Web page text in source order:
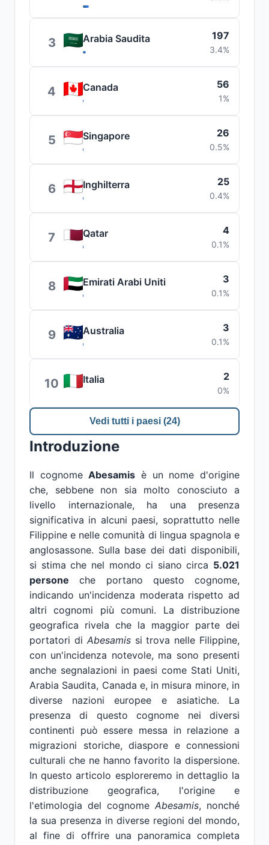
3 Arabia Saudita 197
3.4%
4 Canada 56
1%
5 Singapore 26
0.5%
6 Inghilterra 25
0.4%
7 Qatar 4
0.1%
8 Emirati Arabi Uniti 3
0.1%
9 Australia 3
0.1%
10 Italia 2
0%
Vedi tutti i paesi (24)
Introduzione
Il cognomeAbesamis è un nome d'origine
che, sebbene non sia molto conosciuto a
livello internazionale, ha una presenza
significativa in alcuni paesi, soprattutto nelle
Filippine e nelle comunità di lingua spagnola e
anglosassone. Sulla base dei dati disponibili,
si stima che nel mondo ci siano circa 5.021
persone che portano questo cognome,
indicando un'incidenza moderata rispetto ad
altri cognomi più comuni. La distribuzione
geografica rivela che la maggior parte dei
portatori di Abesamissi trova nelle Filippine,
con un'incidenza notevole, ma sono presenti
anche segnalazioni in paesi come Stati Uniti,
Arabia Saudita, Canada e, in misura minore, in
diverse nazioni europee e asiatiche. La
presenza di questo cognome nei diversi
continenti può essere messa in relazione a
migrazioni storiche, diaspore e connessioni
culturali che ne hanno favorito la dispersione.
In questo articolo esploreremo in dettaglio la
distribuzione geografica, l'origine e
l'etimologia del cognome Abesamis, nonché
la sua presenza in diverse regioni del mondo,
al fine di offrire una panoramica completa